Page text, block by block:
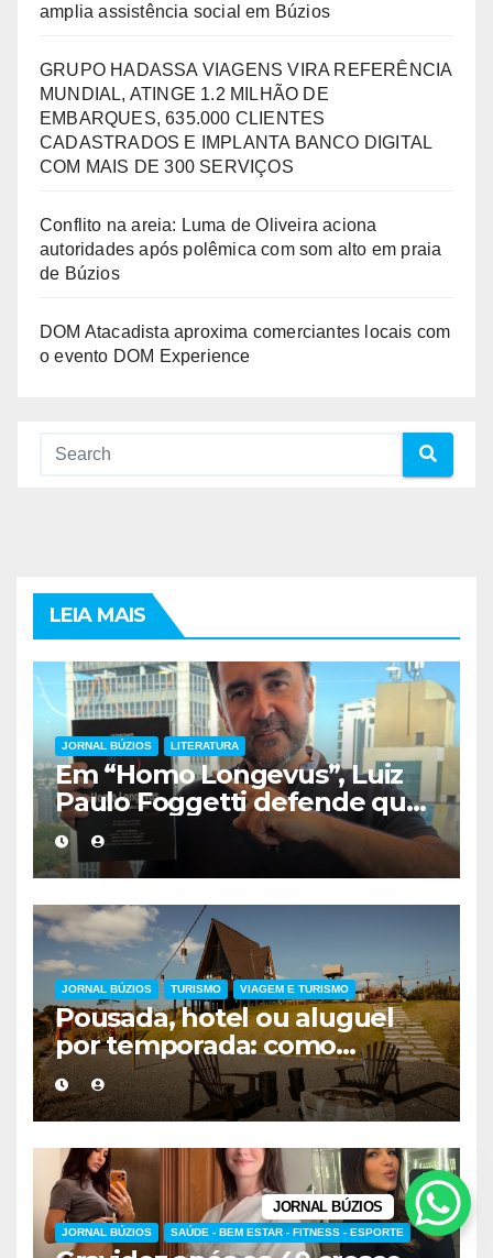
amplia assistência social em Búzios
GRUPO HADASSA VIAGENS VIRA REFERÊNCIA
MUNDIAL, ATINGE 1.2 MILHÃO DE
EMBARQUES, 635.000 CLIENTES
CADASTRADOS E IMPLANTA BANCO DIGITAL
COM MAIS DE 300 SERVIÇOS
Conflito na areia: Luma de Oliveira aciona
autoridades após polêmica com som alto em praia
de Búzios
DOM Atacadista aproxima comerciantes locais com
o evento DOM Experience
LEIA MAIS
JORNAL BÚZIOS LITERATURA
Em “Homo Longevus”, Luiz
Paulo Foggetti defende que
viver mais exigirá uma nova
forma de encarar a vida
JORNAL BÚZIOS TURISMO VIAGEM E TURISMO
Pousada, hotel ou aluguel
por temporada: como
escolher a melhor
hospedagem
JORNAL BÚZIOS SAÚDE - BEM ESTAR - FITNESS - ESPORTE
JORNAL BÚZIOS